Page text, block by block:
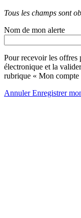
Tous les champs sont
Nom de mon alerte
Pour recevoir les offres
électronique et la
rubrique « Mon compte
AnnulerEnregistrer